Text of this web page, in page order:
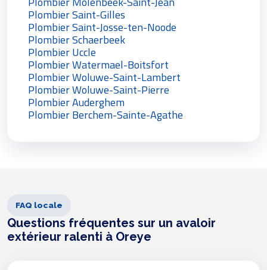
Plombier Saint-Gilles
Plombier Saint-Josse-ten-Noode
Plombier Schaerbeek
Plombier Uccle
Plombier Watermael-Boitsfort
Plombier Woluwe-Saint-Lambert
Plombier Woluwe-Saint-Pierre
Plombier Auderghem
Plombier Berchem-Sainte-Agathe
FAQ locale
Questions fréquentes sur un avaloir
extérieur ralenti à Oreye